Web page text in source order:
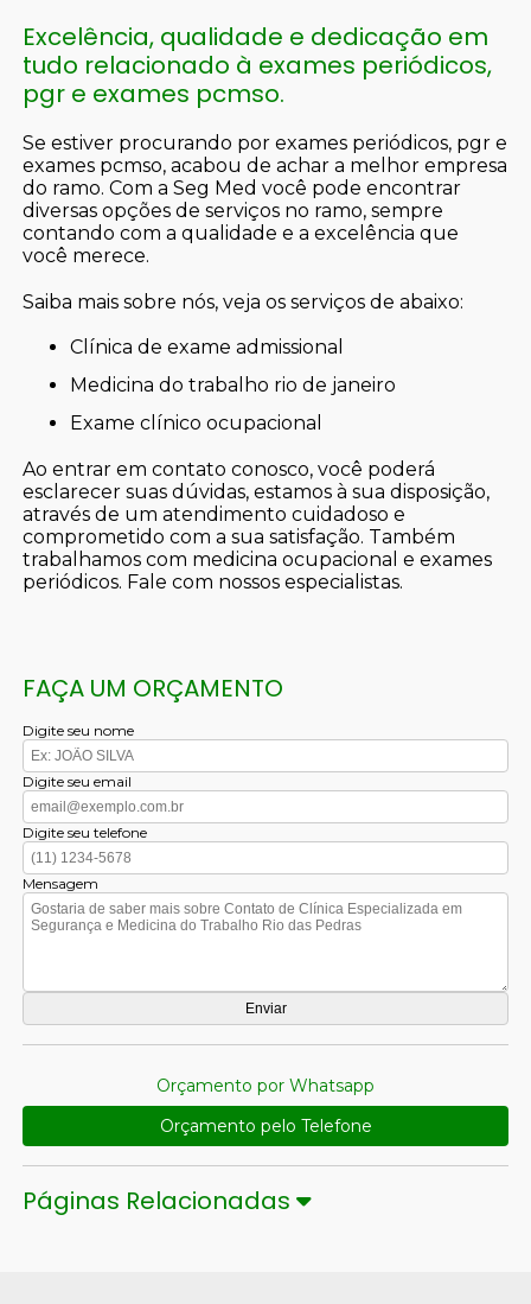
Excelência, qualidade e dedicação em
tudo relacionado à exames periódicos,
pgr e exames pcmso.
Se estiver procurando por exames periódicos, pgr e
exames pcmso, acabou de achar a melhor empresa
do ramo. Com a Seg Med você pode encontrar
diversas opções de serviços no ramo, sempre
contando com a qualidade e a excelência que
você merece.
Saiba mais sobre nós, veja os serviços de abaixo:
clínica de exame admissional
medicina do trabalho rio de janeiro
exame clínico ocupacional
Ao entrar em contato conosco, você poderá
esclarecer suas dúvidas, estamos à sua disposição,
através de um atendimento cuidadoso e
comprometido com a sua satisfação. Também
trabalhamos com medicina ocupacional e exames
periódicos. Fale com nossos especialistas.
FAÇA UM ORÇAMENTO
Digite seu nome
Digite seu email
Digite seu telefone
Mensagem
Orçamento por Whatsapp
Orçamento pelo Telefone
Páginas Relacionadas